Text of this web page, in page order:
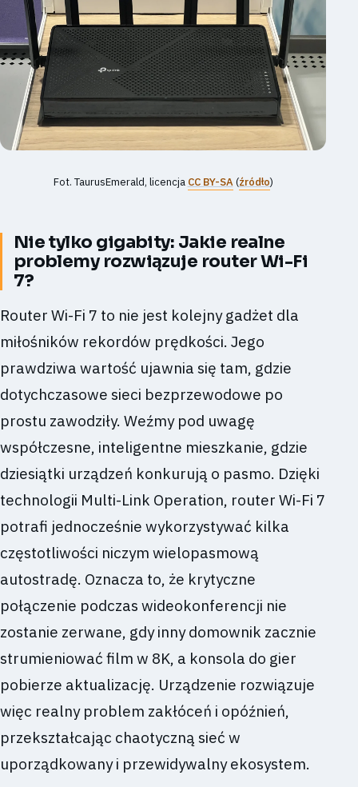
Fot. TaurusEmerald, licencja CC BY-SA(źródło)
Nie tylko gigabity: Jakie realne
problemy rozwiązuje router Wi-Fi
7?
Router Wi-Fi 7 to nie jest kolejny gadżet dla
miłośników rekordów prędkości. Jego
prawdziwa wartość ujawnia się tam, gdzie
dotychczasowe sieci bezprzewodowe po
prostu zawodziły. Weźmy pod uwagę
współczesne, inteligentne mieszkanie, gdzie
dziesiątki urządzeń konkurują o pasmo. Dzięki
technologii Multi-Link Operation, router Wi-Fi 7
potrafi jednocześnie wykorzystywać kilka
częstotliwości niczym wielopasmową
autostradę. Oznacza to, że krytyczne
połączenie podczas wideokonferencji nie
zostanie zerwane, gdy inny domownik zacznie
strumieniować film w 8K, a konsola do gier
pobierze aktualizację. Urządzenie rozwiązuje
więc realny problem zakłóceń i opóźnień,
przekształcając chaotyczną sieć w
uporządkowany i przewidywalny ekosystem.